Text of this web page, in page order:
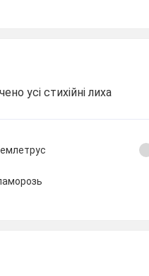
усі стихійні лиха